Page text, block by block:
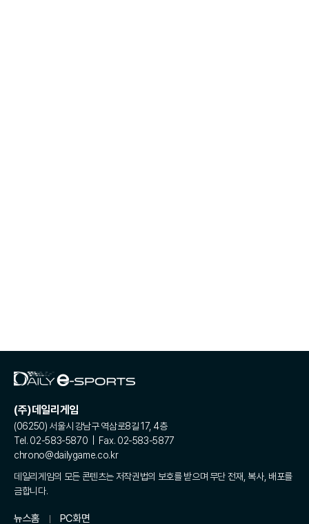
(주)데일리게임
(06250) 서울시 강남구 역삼로8길 17, 4층
Tel. 02-583-5870 | Fax. 02-583-5877
chrono@dailygame.co.kr
데일리게임의 모든 콘텐츠는 저작권법의 보호를 받으며 무단 전재, 복사, 배포를
금합니다.
뉴스홈 PC화면